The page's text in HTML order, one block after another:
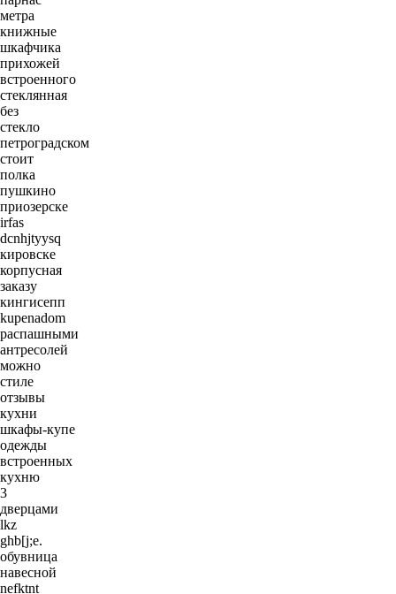
метра
книжные
шкафчика
прихожей
встроенного
стеклянная
без
стекло
петроградском
стоит
полка
пушкино
приозерске
irfas
dcnhjtyysq
кировске
корпусная
заказу
кингисепп
kupenadom
распашными
антресолей
можно
стиле
отзывы
кухни
шкафы-купе
одежды
встроенных
кухню
3
дверцами
lkz
ghb[j;e.
обувница
навесной
nefktnt